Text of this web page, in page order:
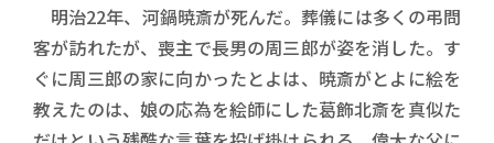
明治22年、河鍋暁斎が死んだ。葬儀には多くの弔問
客が訪れたが、喪主で長男の周三郎が姿を消した。す
ぐに周三郎の家に向かったとよは、暁斎がとよに絵を
教えたのは、娘の応為を絵師にした葛飾北斎を真似た